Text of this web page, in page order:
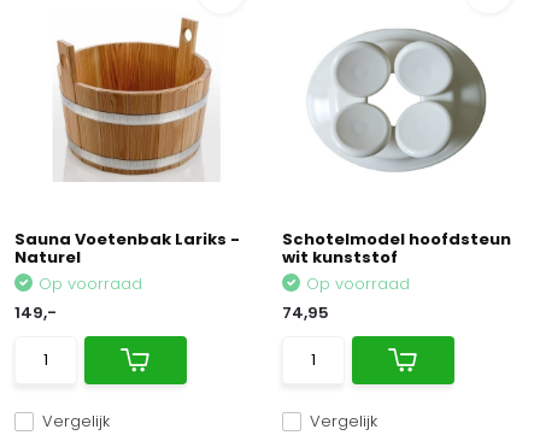
Sauna Voetenbak Lariks -
Naturel
Vergelijk
Op voorraad
149,-
Schotelmodel hoofdsteun
wit kunststof
Vergelijk
Op voorraad
74,95